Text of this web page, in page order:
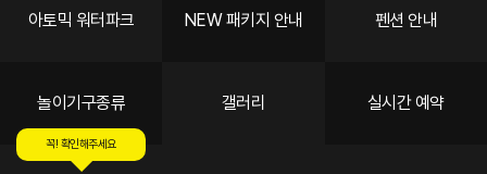
고객센터
아토믹 워터파크 NEW 패키지 안내 펜션 안내
놀이기구종류 갤러리 실시간 예약
꼭! 확인해주세요